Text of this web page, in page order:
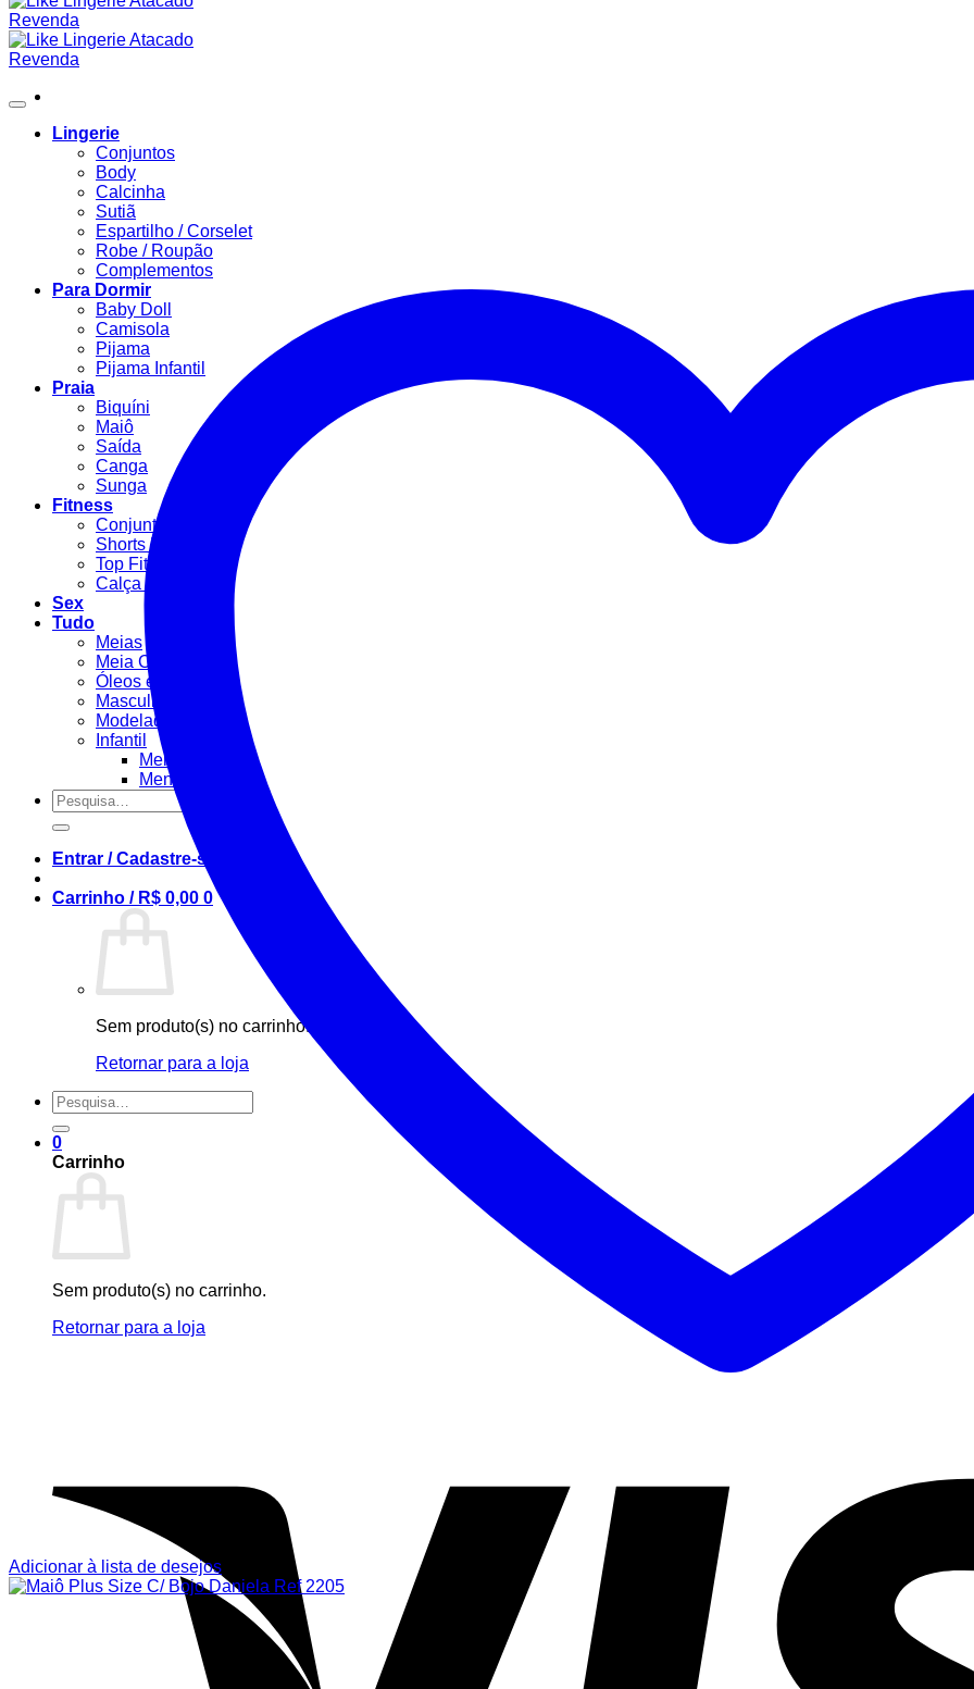
Lingerie
Conjuntos
Body
Calcinha
Sutiã
Espartilho / Corselet
Robe / Roupão
Complementos
Para Dormir
Baby Doll
Camisola
Pijama
Pijama Infantil
Praia
Biquíni
Maiô
Saída
Canga
Sunga
Fitness
Conjunto Fitness
Shorts Fitness
Top Fitness
Calça Fitness
Sex
Tudo
Meias
Meia Calça / Fina
Óleos e Géis
Masculino
Modeladora
Infantil
Menino
Menina
Pesquisar
por:
Entrar / Cadastre-se
Carrinho / R$ 0,00 0
Sem produto(s) no carrinho.
Retornar para a loja
Pesquisar
por:
0
Carrinho
Sem produto(s) no carrinho.
Retornar para a loja
Adicionar à lista de desejos